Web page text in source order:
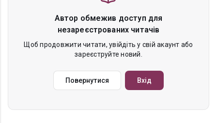
Автор обмежив доступ для
незареєстрованих читачів
Щоб продовжити читати, увійдіть у свій акаунт або
зареєструйте новий.
Повернутися Вхід